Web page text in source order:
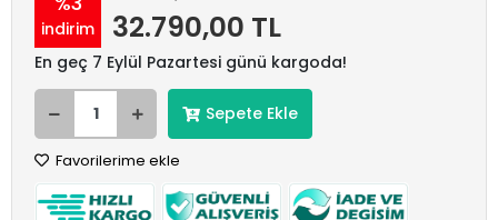
indirim 32.790,00 TL
En geç 7 Eylül Pazartesi günü kargoda!
Sepete Ekle
Favorilerime ekle